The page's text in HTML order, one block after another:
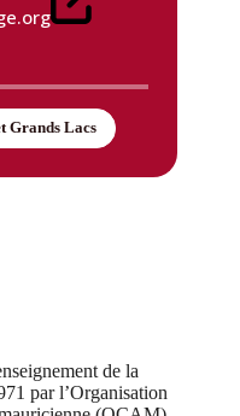
Grands Lacs
de la
par l’Organisation